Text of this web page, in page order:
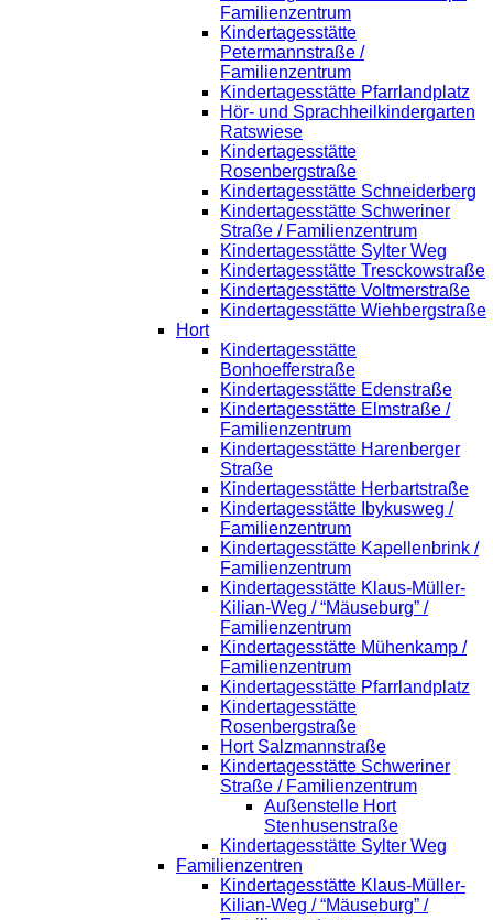
Familienzentrum
Kindertagesstätte
Petermannstraße /
Familienzentrum
Kindertagesstätte Pfarrlandplatz
Hör- und Sprachheilkindergarten
Ratswiese
Kindertagesstätte
Rosenbergstraße
Kindertagesstätte Schneiderberg
Kindertagesstätte Schweriner
Straße / Familienzentrum
Kindertagesstätte Sylter Weg
Kindertagesstätte Tresckowstraße
Kindertagesstätte Voltmerstraße
Kindertagesstätte Wiehbergstraße
Hort
Kindertagesstätte
Bonhoefferstraße
Kindertagesstätte Edenstraße
Kindertagesstätte Elmstraße /
Familienzentrum
Kindertagesstätte Harenberger
Straße
Kindertagesstätte Herbartstraße
Kindertagesstätte Ibykusweg /
Familienzentrum
Kindertagesstätte Kapellenbrink /
Familienzentrum
Kindertagesstätte Klaus-Müller-
Kilian-Weg / “Mäuseburg” /
Familienzentrum
Kindertagesstätte Mühenkamp /
Familienzentrum
Kindertagesstätte Pfarrlandplatz
Kindertagesstätte
Rosenbergstraße
Hort Salzmannstraße
Kindertagesstätte Schweriner
Straße / Familienzentrum
Außenstelle Hort
Stenhusenstraße
Kindertagesstätte Sylter Weg
Familienzentren
Kindertagesstätte Klaus-Müller-
Kilian-Weg / “Mäuseburg” /